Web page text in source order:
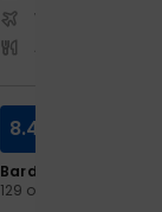
Warszawa -
Bardzo dobry
129 opinii
8.4